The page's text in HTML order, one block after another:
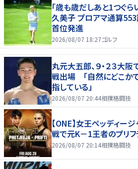
「歳も歳だしあと1つぐ
久美子 プロアマ通算
首位発進
2026/08/07 18:27ゴルフ
丸元大五郎、９・２３大
戦出場 「自然にどこか
指している」
2026/08/07 20:44相撲格闘技
【ONE】女王ペッディー
戦で元K－1王者のプリ
2026/08/07 20:14相撲格闘技